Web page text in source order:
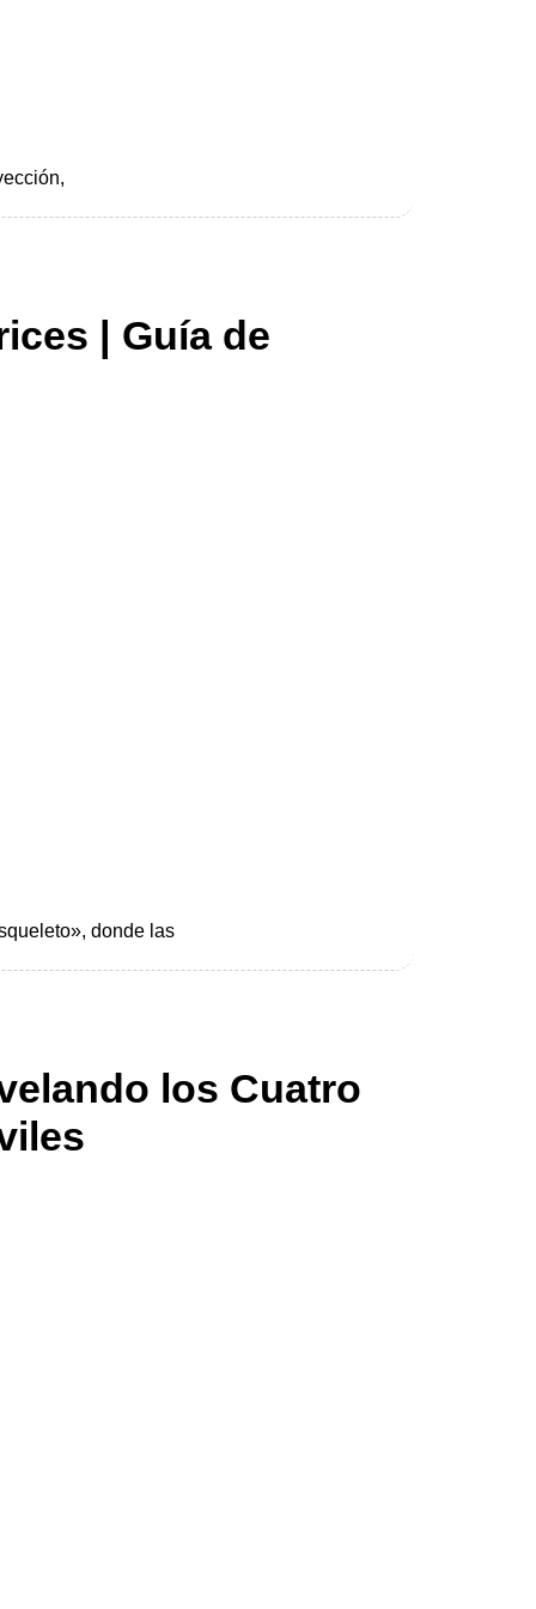
| Guía de
donde las
los Cuatro